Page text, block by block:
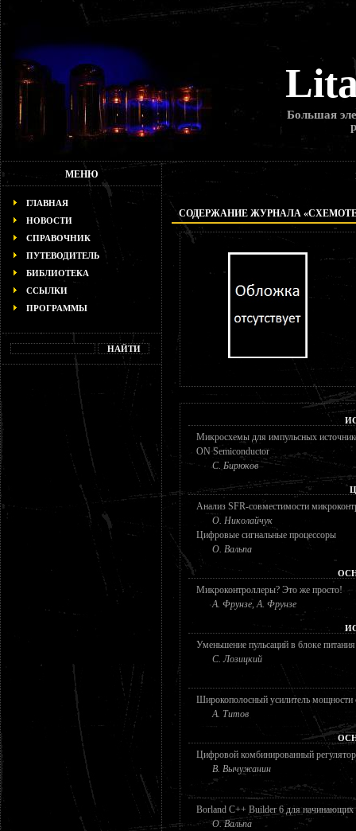
Большая
МЕНЮ
ГЛАВНАЯ
НОВОСТИ
СПРАВОЧНИК
ПУТЕВОДИТЕЛЬ
БИБЛИОТЕКА
ССЫЛКИ
ПРОГРАММЫ
СОДЕРЖАНИЕ ЖУРНАЛА
Микросхемы для импульсных
ON Semiconductor
С. Бирюков
Анализ SFR-совместимости
О. Николайчук
Цифровые сигнальные процессоры
О. Вальпа
Микроконтроллеры? Это же просто!
А. Фрунзе, А. Фрунзе
Уменьшение пульсаций в блоке
С. Лозицкий
Широкополосный усилитель мощности
А. Титов
Цифровой комбинированный
В. Вычужанин
Borland C++ Builder 6 для начинающих
О. Вальпа